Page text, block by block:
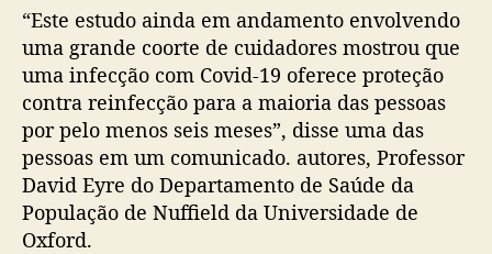
“Este estudo ainda em andamento envolvendo
uma grande coorte de cuidadores mostrou que
uma infecção com Covid-19 oferece proteção
contra reinfecção para a maioria das pessoas
por pelo menos seis meses”, disse uma das
pessoas em um comunicado. autores, Professor
David Eyre do Departamento de Saúde da
População de Nuffield da Universidade de
Oxford.